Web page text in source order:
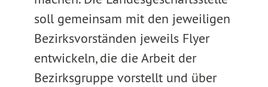
soll gemeinsam mit den jeweiligen
Bezirksvorständen jeweils Flyer
entwickeln, die die Arbeit der
Bezirksgruppe vorstellt und über